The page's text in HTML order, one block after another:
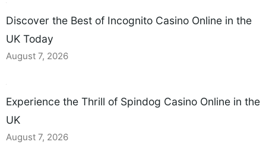
Discover the Best of Incognito Casino Online in the
UK Today
August 7, 2026
Experience the Thrill of Spindog Casino Online in the
UK
August 7, 2026